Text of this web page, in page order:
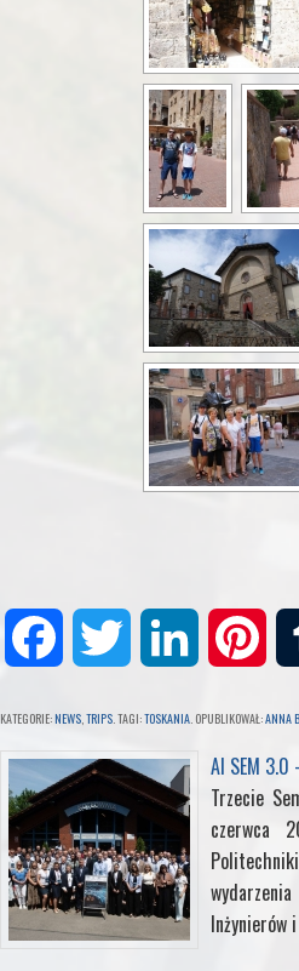
c
e
b
o
i
t
e
n
e
r
KATEGORIE:NEWS,TRIPS. TAGI:TOSKANIA. OPUBLIKOWAŁ:ANNA
AI SEM 3.0
Trzecie
czerwca
Inżynierów